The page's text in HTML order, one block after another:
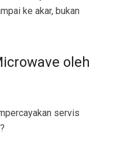
ke akar, bukan
oleh
servis